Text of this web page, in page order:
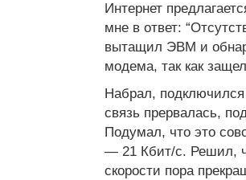
Интернет
мне в ответ:
вытащил ЭВМ и
модема, так как
Набрал,
связь прервалась,
Подумал, что это
— 21 Кбит/с. Решил,
скорости пора